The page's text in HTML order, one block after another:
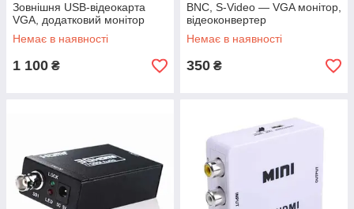
Зовнішня USB-відеокарта
VGA, додатковий монітор
Немає в наявності
1 100 ₴
BNC, S-Video — VGA монітор,
відеоконвертер
Немає в наявності
350 ₴